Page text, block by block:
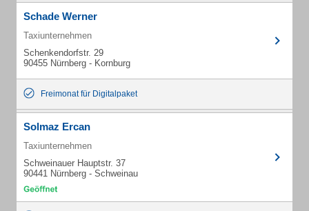
Schade Werner
Taxiunternehmen
Schenkendorfstr. 29
90455 Nürnberg - Kornburg
Freimonat für Digitalpaket
Solmaz Ercan
Taxiunternehmen
Schweinauer Hauptstr. 37
90441 Nürnberg - Schweinau